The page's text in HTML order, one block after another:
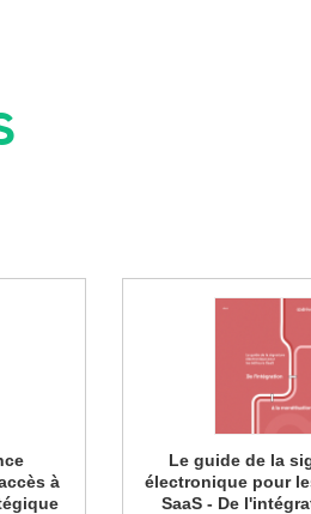
à
Le guide de la
électronique pour
SaaS - De